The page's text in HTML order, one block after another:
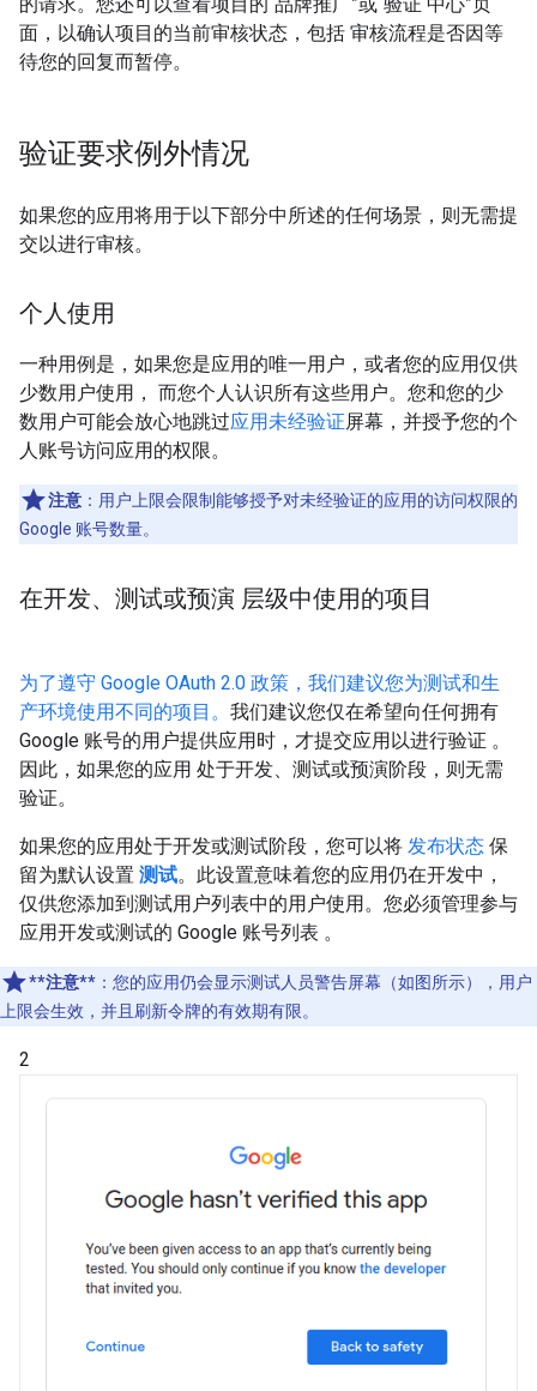
面，以确认项目的当前审核状态，包括 审核流程是否因等
待您的回复而暂停。
验证要求例外情况
如果您的应用将用于以下部分中所述的任何场景，则无需提
交以进行审核。
个人使用
一种用例是，如果您是应用的唯一用户，或者您的应用仅供
少数用户使用， 而您个人认识所有这些用户。您和您的少
数用户可能会放心地跳过应用未经验证屏幕，并授予您的个
人账号访问应用的权限。
注意 ：用户上限会限制能够授予对未经验证的应用的访问权限的
Google 账号数量。
在开发、测试或预演 层级中使用的项目
为了遵守 Google OAuth 2.0 政策，我们建议您为测试和生
产环境使用不同的项目。 我们建议您仅在希望向任何拥有
Google 账号的用户提供应用时，才提交应用以进行验证 。
因此，如果您的应用 处于开发、测试或预演阶段，则无需
验证。
如果您的应用处于开发或测试阶段，您可以将 发布状态 保
留为默认设置 测试。此设置意味着您的应用仍在开发中，
仅供您添加到测试用户列表中的用户使用。您必须管理参与
应用开发或测试的 Google 账号列表 。
**注意** ：您的应用仍会显示测试人员警告屏幕（如图所示），用户
上限会生效，并且刷新令牌的有效期有限。
2